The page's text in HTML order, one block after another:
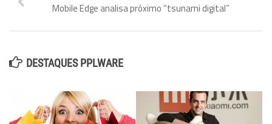
Mobile Edge analisa próximo “tsunami digital”
DESTAQUES PPLWARE